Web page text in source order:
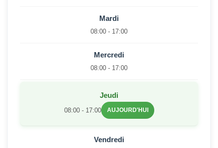
Mardi
08:00 - 17:00
Mercredi
08:00 - 17:00
Jeudi
08:00 - 17:00 AUJOURD'HUI
Vendredi